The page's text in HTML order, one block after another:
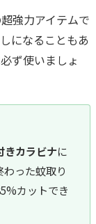
強力アイテムで
になることもあ
ず使いましょ
きカラビナに
った蚊取り
カットでき